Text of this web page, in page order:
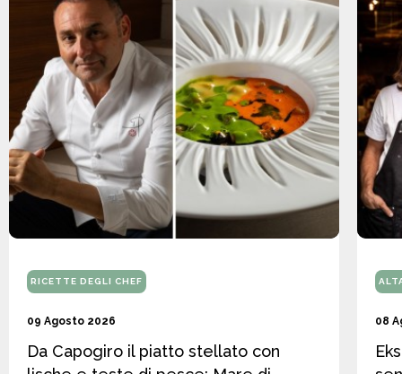
RICETTE DEGLI CHEF
09 Agosto 2026
Da Capogiro il piatto stellato con
08